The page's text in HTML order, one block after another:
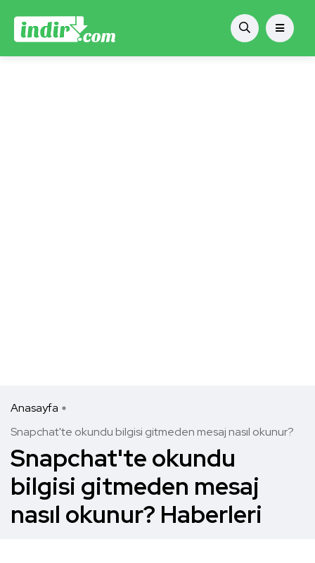
Anasayfa
Snapchat'te okundu bilgisi gitmeden mesaj nasıl okunur?
Snapchat'te okundu
bilgisi gitmeden mesaj
nasıl okunur? Haberleri